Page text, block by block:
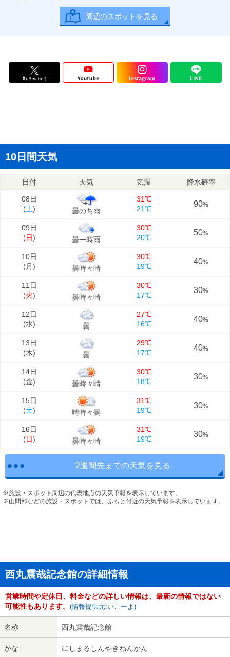
周辺のスポットを見る
10日間天気
日付 天気 気温 降水確率
08日
(土) 曇のち雨
31℃
21℃
90%
09日
(日) 曇一時雨
30℃
20℃
50%
10日
(月) 曇時々晴
30℃
19℃
40%
11日
(火) 曇時々晴
30℃
17℃
30%
12日
(水) 曇
27℃
16℃
40%
13日
(木) 曇
29℃
17℃
40%
14日
(金) 曇時々晴
30℃
18℃
30%
15日
(土) 晴時々曇
31℃
19℃
30%
16日
(日) 曇時々晴
31℃
19℃
30%
2週間先までの天気を見る
※施設・スポット周辺の代表地点の天気予報を表示しています。
※山間部などの施設・スポットでは、ふもと付近の天気予報を表示しています。
西丸震哉記念館の詳細情報
営業時間や定休日、料金などの詳しい情報は、最新の情報ではない
可能性もあります。 (情報提供元:いこーよ)
名称 西丸震哉記念館
かな にしまるしんやきねんかん